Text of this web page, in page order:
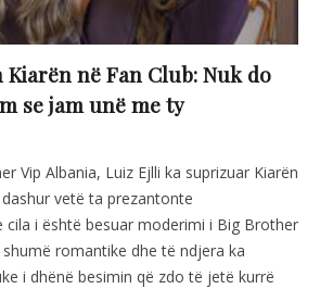
në Fan Club: Nuk do
se jam unë me ty
Vip Albania, Luiz Ejlli ka suprizuar Kiarën
vetë ta prezantonte
cila i është besuar moderimi i Big Brother
shumë romantike dhe të ndjera ka
i dhënë besimin që zdo të jetë kurrë